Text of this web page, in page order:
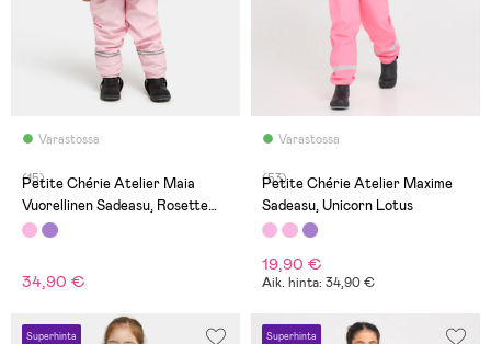
Varastossa
(15)
Petite Chérie Atelier Maia
Vuorellinen Sadeasu, Rosette
Minuet Parfait Pink
34,90 €
Varastossa
(53)
Petite Chérie Atelier Maxime
Sadeasu, Unicorn Lotus
19,90 €
Aik. hinta: 34,90 €
Superhinta Superhinta